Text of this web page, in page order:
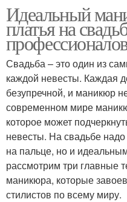
Идеальный
платья на
Свадьба – это один из
каждой невесты. Каждая
безупречной, и маникюр
современном мире
которое может
невесты. На свадьбе надо
на пальце, но и
рассмотрим три главные
маникюра, которые
стилистов по всему миру.